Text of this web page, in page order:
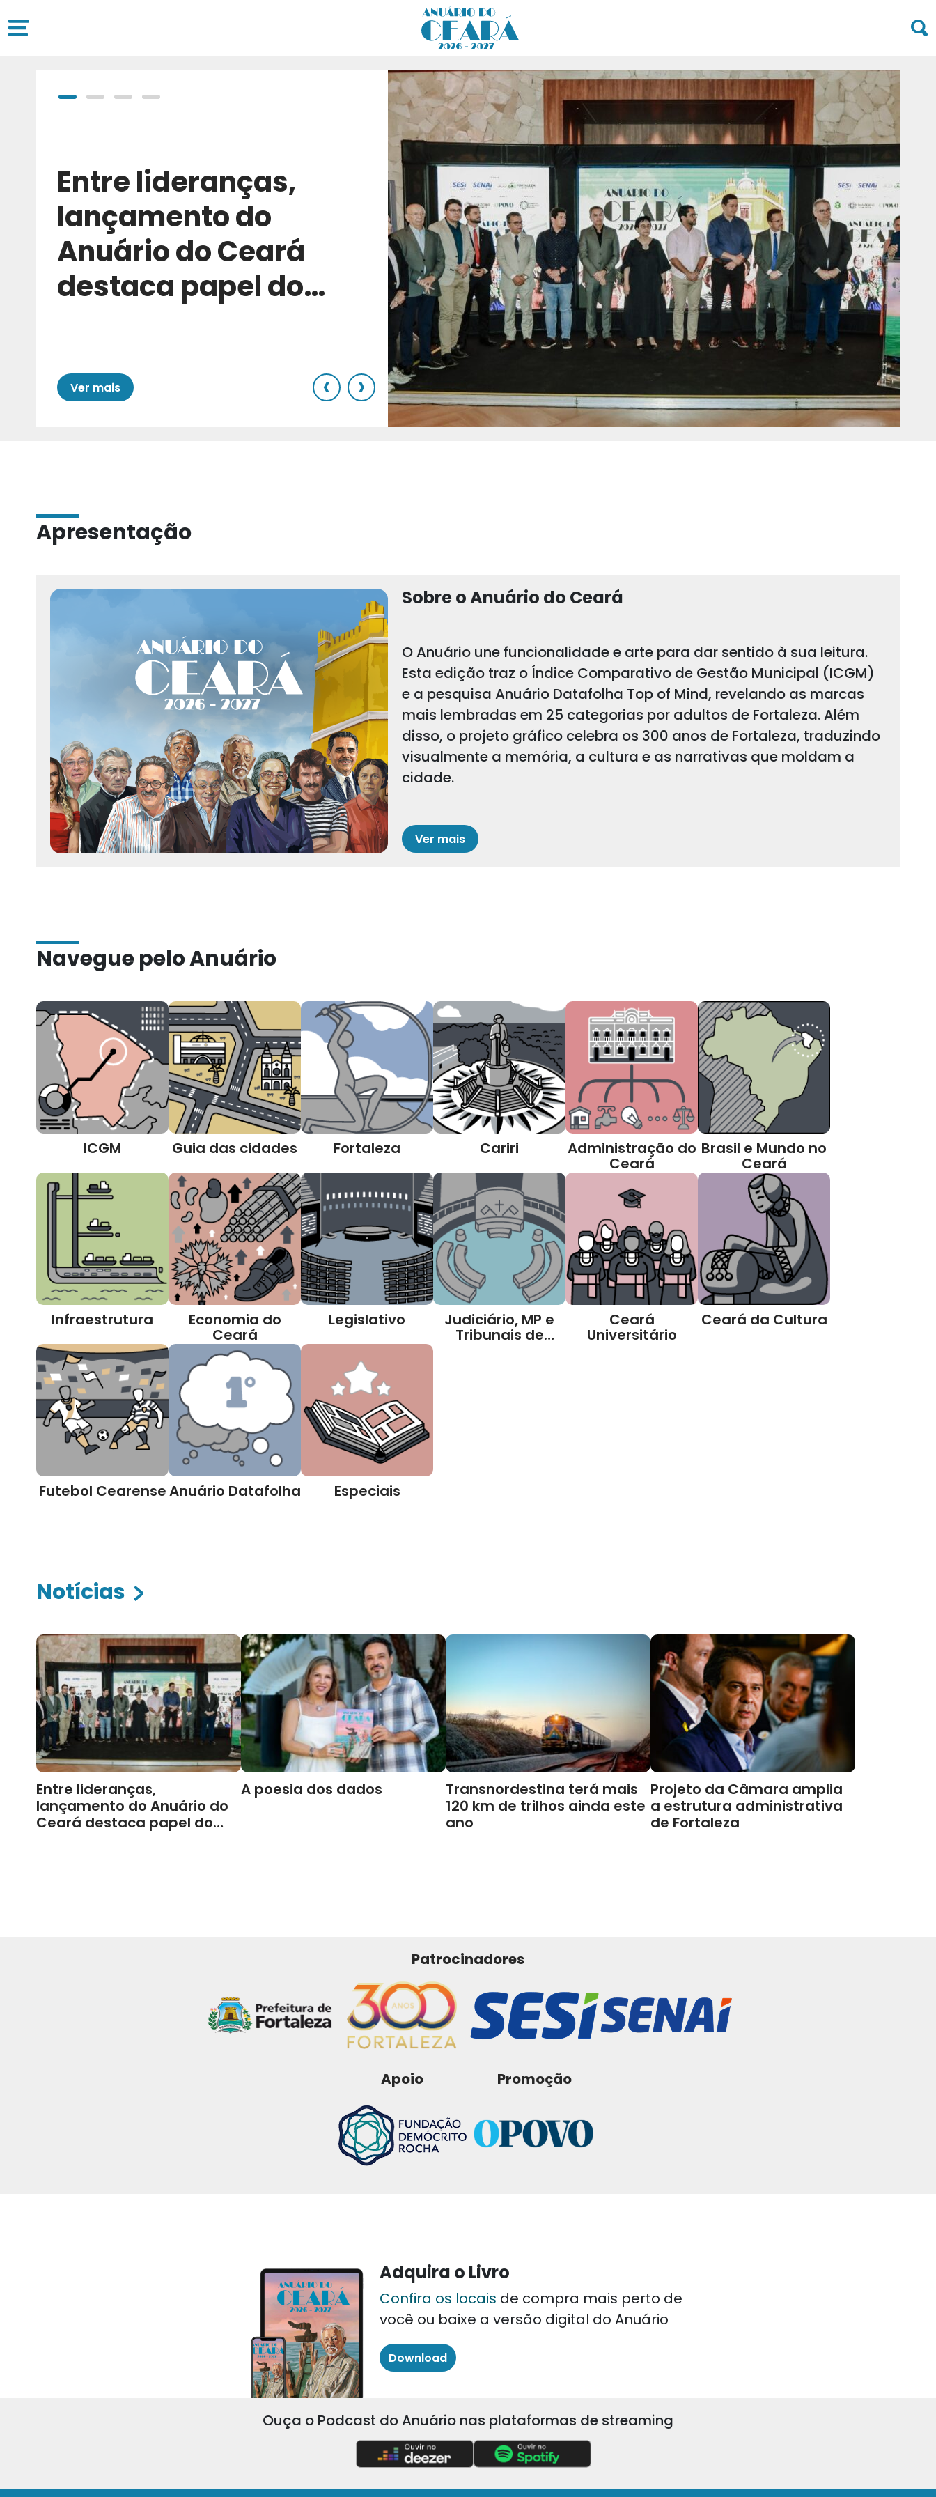
Entre lideranças,
lançamento do
Anuário do Ceará
destaca papel do
Ver mais ‹ ›
Apresentação
Sobre o Anuário do Ceará
O Anuário une funcionalidade e arte para dar sentido à sua leitura.
Esta edição traz o Índice Comparativo de Gestão Municipal (ICGM)
e a pesquisa Anuário Datafolha Top of Mind, revelando as marcas
mais lembradas em 25 categorias por adultos de Fortaleza. Além
disso, o projeto gráfico celebra os 300 anos de Fortaleza, traduzindo
visualmente a memória, a cultura e as narrativas que moldam a
cidade.
Ver mais
Navegue pelo Anuário
ICGM Guia das cidades Fortaleza Cariri Administração do
Ceará
Brasil e Mundo no
Ceará
Infraestrutura Economia do
Ceará
Legislativo Judiciário, MP e
Tribunais de
Ceará
Universitário
Ceará da Cultura
Futebol CearenseAnuário Datafolha Especiais
Notícias
Entre lideranças,
lançamento do Anuário do
Ceará destaca papel do
A poesia dos dados
Transnordestina terá mais
120 km de trilhos ainda este
ano
Projeto da Câmara amplia
a estrutura administrativa
de Fortaleza
Patrocinadores
Apoio Promoção
Adquira o Livro
Confira os locais de compra mais perto de
você ou baixe a versão digital do Anuário
Download
Ouça o Podcast do Anuário nas plataformas de streaming